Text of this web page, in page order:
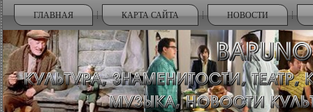
ГЛАВНАЯ КАРТА САЙТА НОВОСТИ